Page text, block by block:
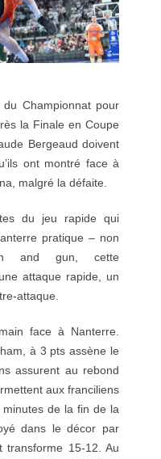
Championnat pour
la Finale en Coupe
Bergeaud doivent
ont montré face à
malgré la défaite.
du jeu rapide qui
pratique – non
and gun, cette
attaque rapide, un
attaque.
face à Nanterre.
à 3 pts assène le
assurent au rebond
aux franciliens
de la fin de la
dans le décor par
transforme 15-12. Au